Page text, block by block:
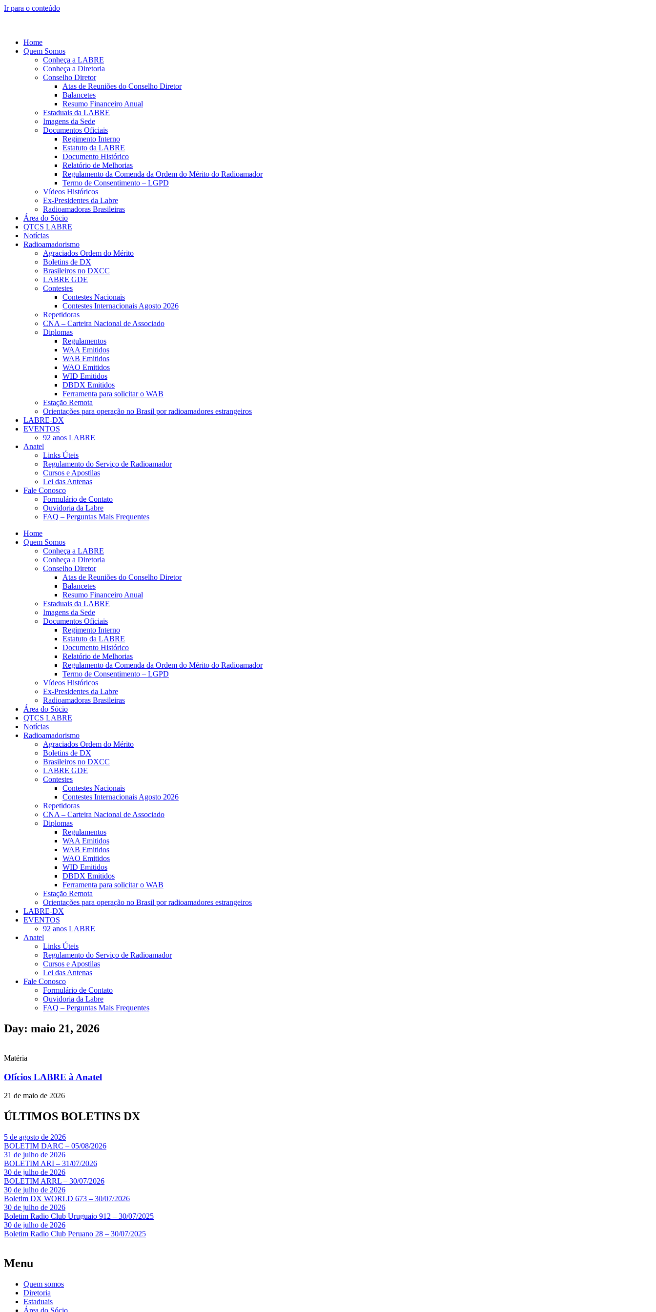
Ir para o conteúdo
Home
Quem Somos
Conheça a LABRE
Conheça a Diretoria
Conselho Diretor
Atas de Reuniões do Conselho Diretor
Balancetes
Resumo Financeiro Anual
Estaduais da LABRE
Imagens da Sede
Documentos Oficiais
Regimento Interno
Estatuto da LABRE
Documento Histórico
Relatório de Melhorias
Regulamento da Comenda da Ordem do Mérito do Radioamador
Termo de Consentimento – LGPD
Vídeos Históricos
Ex-Presidentes da Labre
Radioamadoras Brasileiras
Área do Sócio
QTCS LABRE
Notícias
Radioamadorismo
Agraciados Ordem do Mérito
Boletins de DX
Brasileiros no DXCC
LABRE GDE
Contestes
Contestes Nacionais
Contestes Internacionais Agosto 2026
Repetidoras
CNA – Carteira Nacional de Associado
Diplomas
Regulamentos
WAA Emitidos
WAB Emitidos
WAO Emitidos
WID Emitidos
DBDX Emitidos
Ferramenta para solicitar o WAB
Estação Remota
Orientações para operação no Brasil por radioamadores estrangeiros
LABRE-DX
EVENTOS
92 anos LABRE
Anatel
Links Úteis
Regulamento do Serviço de Radioamador
Cursos e Apostilas
Lei das Antenas
Fale Conosco
Formulário de Contato
Ouvidoria da Labre
FAQ – Perguntas Mais Frequentes
Home
Quem Somos
Conheça a LABRE
Conheça a Diretoria
Conselho Diretor
Atas de Reuniões do Conselho Diretor
Balancetes
Resumo Financeiro Anual
Estaduais da LABRE
Imagens da Sede
Documentos Oficiais
Regimento Interno
Estatuto da LABRE
Documento Histórico
Relatório de Melhorias
Regulamento da Comenda da Ordem do Mérito do Radioamador
Termo de Consentimento – LGPD
Vídeos Históricos
Ex-Presidentes da Labre
Radioamadoras Brasileiras
Área do Sócio
QTCS LABRE
Notícias
Radioamadorismo
Agraciados Ordem do Mérito
Boletins de DX
Brasileiros no DXCC
LABRE GDE
Contestes
Contestes Nacionais
Contestes Internacionais Agosto 2026
Repetidoras
CNA – Carteira Nacional de Associado
Diplomas
Regulamentos
WAA Emitidos
WAB Emitidos
WAO Emitidos
WID Emitidos
DBDX Emitidos
Ferramenta para solicitar o WAB
Estação Remota
Orientações para operação no Brasil por radioamadores estrangeiros
LABRE-DX
EVENTOS
92 anos LABRE
Anatel
Links Úteis
Regulamento do Serviço de Radioamador
Cursos e Apostilas
Lei das Antenas
Fale Conosco
Formulário de Contato
Ouvidoria da Labre
FAQ – Perguntas Mais Frequentes
Day: maio 21, 2026
Matéria
Ofícios LABRE à Anatel
21 de maio de 2026
ÚLTIMOS BOLETINS DX
5 de agosto de 2026
BOLETIM DARC – 05/08/2026
31 de julho de 2026
BOLETIM ARI – 31/07/2026
30 de julho de 2026
BOLETIM ARRL – 30/07/2026
30 de julho de 2026
Boletim DX WORLD 673 – 30/07/2026
30 de julho de 2026
Boletim Radio Club Uruguaio 912 – 30/07/2025
30 de julho de 2026
Boletim Radio Club Peruano 28 – 30/07/2025
Menu
Quem somos
Diretoria
Estaduais
Área do Sócio